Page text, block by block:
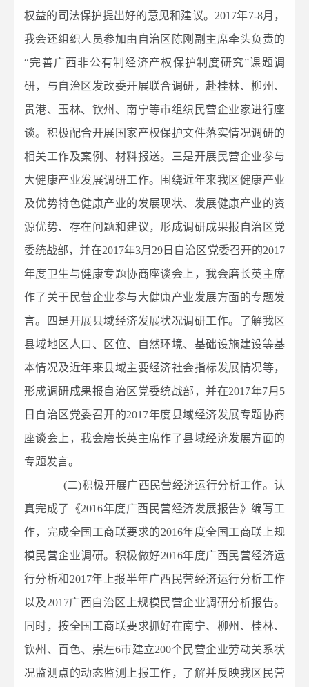
权益的司法保护提出好的意见和建议。2017年7-8月，
我会还组织人员参加由自治区陈刚副主席牵头负责的
“完善广西非公有制经济产权保护制度研究”课题调
研，与自治区发改委开展联合调研，赴桂林、柳州、
贵港、玉林、钦州、南宁等市组织民营企业家进行座
谈。积极配合开展国家产权保护文件落实情况调研的
相关工作及案例、材料报送。三是开展民营企业参与
大健康产业发展调研工作。围绕近年来我区健康产业
及优势特色健康产业的发展现状、发展健康产业的资
源优势、存在问题和建议，形成调研成果报自治区党
委统战部，并在2017年3月29日自治区党委召开的2017
年度卫生与健康专题协商座谈会上，我会磨长英主席
作了关于民营企业参与大健康产业发展方面的专题发
言。四是开展县域经济发展状况调研工作。了解我区
县域地区人口、区位、自然环境、基础设施建设等基
本情况及近年来县域主要经济社会指标发展情况等，
形成调研成果报自治区党委统战部，并在2017年7月5
日自治区党委召开的2017年度县域经济发展专题协商
座谈会上，我会磨长英主席作了县域经济发展方面的
专题发言。
(二)积极开展广西民营经济运行分析工作。认
真完成了《2016年度广西民营经济发展报告》编写工
作，完成全国工商联要求的2016年度全国工商联上规
模民营企业调研。积极做好2016年度广西民营经济运
行分析和2017年上报半年广西民营经济运行分析工作
以及2017广西自治区上规模民营企业调研分析报告。
同时，按全国工商联要求抓好在南宁、柳州、桂林、
钦州、百色、崇左6市建立200个民营企业劳动关系状
况监测点的动态监测上报工作，了解并反映我区民营